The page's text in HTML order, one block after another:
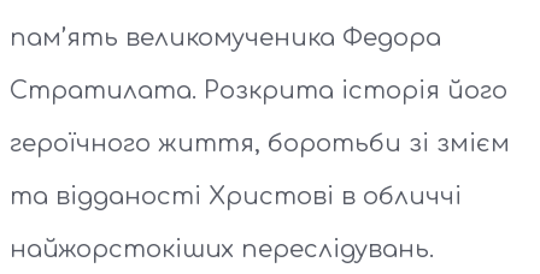
пам’ять великомученика Федора
Стратилата. Розкрита історія його
героїчного життя, боротьби зі змієм
та відданості Христові в обличчі
найжорстокіших переслідувань.